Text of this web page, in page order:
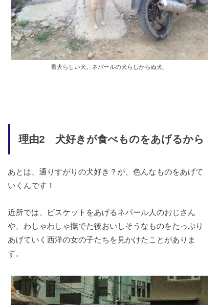
番犬らしい犬。ネパールの犬らしからぬ犬。
理由2 犬好きが食べものをあげるから
あとは、通りすがりの犬好き？が、色んなものをあげて
いくんです！
近所では、ビスケットをあげるネパール人のおじさん
や、わしゃわしゃ撫でた後おいしそうなものをたっぷり
あげていく西洋の女の子たちを見かけたことがありま
す。